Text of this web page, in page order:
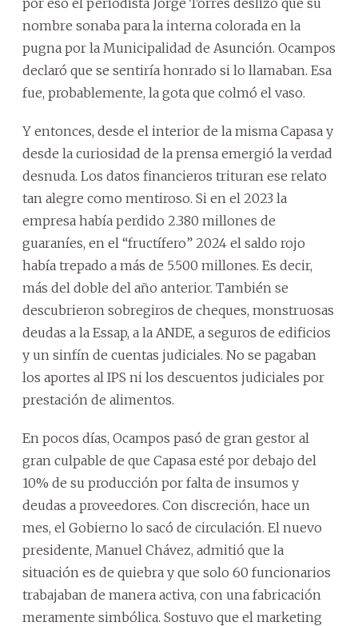
por eso el periodista Jorge Torres deslizó que su
nombre sonaba para la interna colorada en la
pugna por la Municipalidad de Asunción. Ocampos
declaró que se sentiría honrado si lo llamaban. Esa
fue, probablemente, la gota que colmó el vaso.
Y entonces, desde el interior de la misma Capasa y
desde la curiosidad de la prensa emergió la verdad
desnuda. Los datos financieros trituran ese relato
tan alegre como mentiroso. Si en el 2023 la
empresa había perdido 2.380 millones de
guaraníes, en el “fructífero” 2024 el saldo rojo
había trepado a más de 5.500 millones. Es decir,
más del doble del año anterior. También se
descubrieron sobregiros de cheques, monstruosas
deudas a la Essap, a la ANDE, a seguros de edificios
y un sinfín de cuentas judiciales. No se pagaban
los aportes al IPS ni los descuentos judiciales por
prestación de alimentos.
En pocos días, Ocampos pasó de gran gestor al
gran culpable de que Capasa esté por debajo del
10% de su producción por falta de insumos y
deudas a proveedores. Con discreción, hace un
mes, el Gobierno lo sacó de circulación. El nuevo
presidente, Manuel Chávez, admitió que la
situación es de quiebra y que solo 60 funcionarios
trabajaban de manera activa, con una fabricación
meramente simbólica. Sostuvo que el marketing